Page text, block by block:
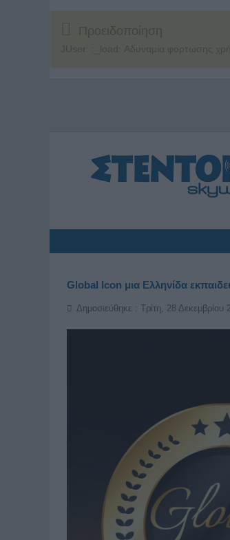
Προειδοποίηση
JUser: :_load: Αδυναμία φόρτωσης
Global Icon μια Ελληνίδα
Δημοσιεύθηκε : Τρίτη, 28 Δεκεμβρίου